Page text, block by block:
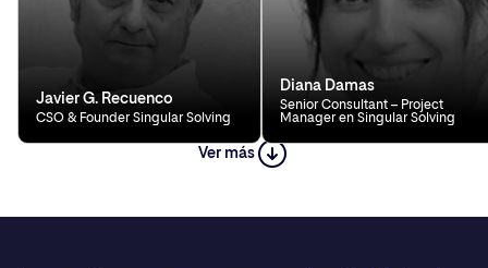
Javier G. Recuenco
CSO & Founder Singular Solving
Diana Damas
Senior Consultant – Project
Manager en Singular Solving
Ver más